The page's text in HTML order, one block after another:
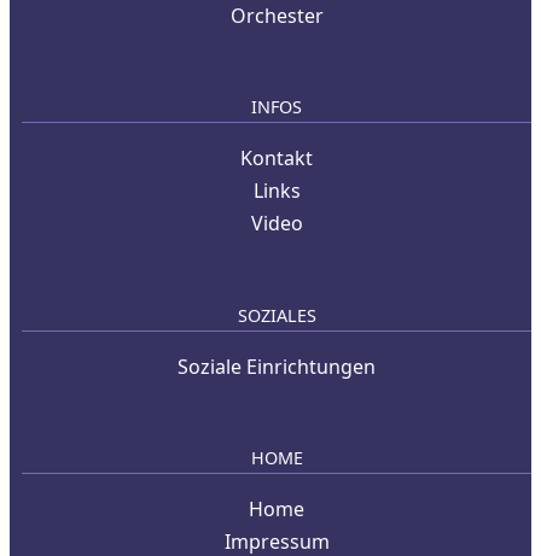
Orchester
INFOS
Kontakt
Links
Video
SOZIALES
Soziale Einrichtungen
HOME
Home
Impressum